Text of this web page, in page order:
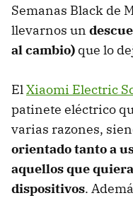
Semanas Black de
llevarnos un
al cambio) que lo
ElXiaomi Electric
patinete eléctrico
varias razones,
orientado tanto a
aquellos que
dispositivos.